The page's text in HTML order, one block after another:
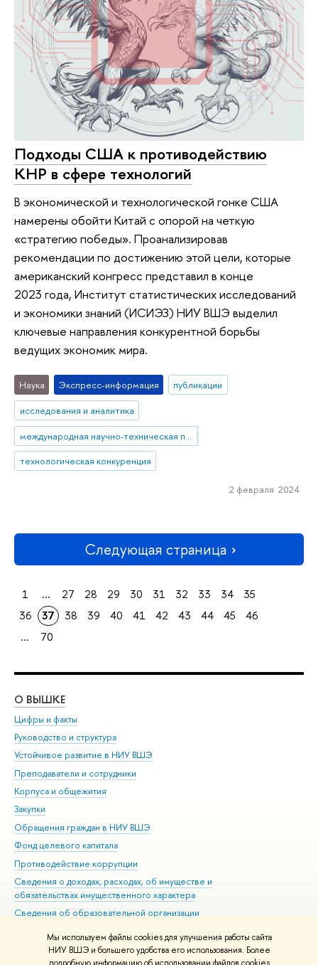
Мы используем файлы cookies для улучшения работы сайта
НИУ ВШЭ и большего удобства его использования. Более
Подходы США к противодействию
КНР в сфере технологий
В экономической и технологической гонке США
намерены обойти Китай с опорой на четкую
«стратегию победы». Проанализировав
рекомендации по достижению этой цели, которые
американский конгресс представил в конце
2023 года, Институт статистических исследований
и экономики знаний (ИСИЭЗ) НИУ ВШЭ выделил
ключевые направления конкурентной борьбы
ведущих экономик мира.
Наука Экспресс-информация
публикации
исследования и аналитика
технологическая конкуренция
2 февраля 2024
Следующая страница
1 ... 27 28 29 30 31 32 33 34
35
36
37 38 39 40 41 42 43 44 45
46
...
70
О ВЫШКЕ
Цифры и факты
Руководство и структура
Устойчивое развитие в НИУ ВШЭ
Преподаватели и сотрудники
Корпуса и общежития
Закупки
Обращения граждан в НИУ ВШЭ
Фонд целевого капитала
Противодействие коррупции
Сведения о доходах, расходах, об имуществе и
обязательствах имущественного характера
Сведения об образовательной организации
Людям с ограниченными возможностями здоровья
Единая платежная страница